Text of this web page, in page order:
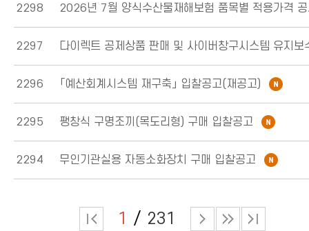
2298
2297
2296 「예산회계시스템 재구축」 입찰공고(재공고)
2295 팽창식 구명조끼(목도리형) 구매 입찰공고
2294 무인기관실용 자동소화장치 구매 입찰공고
1 231